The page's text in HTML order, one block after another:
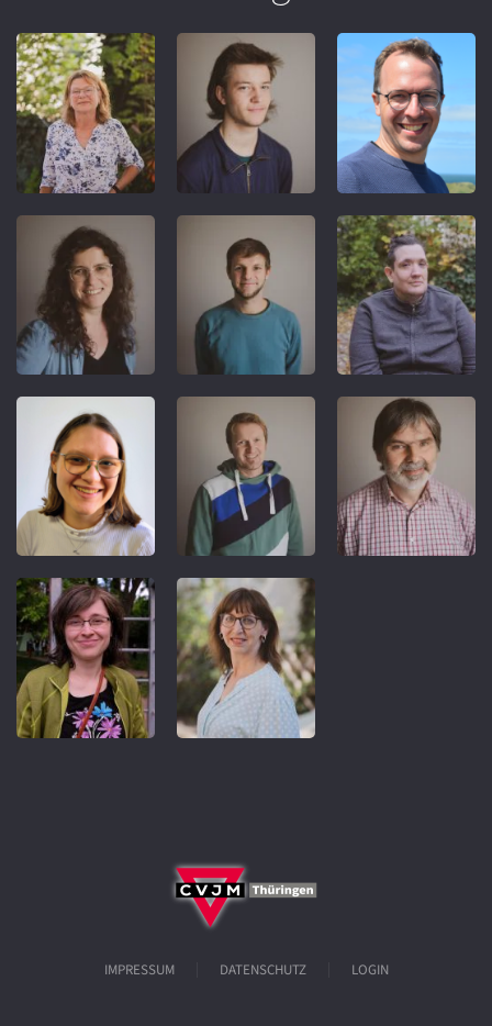
REFERENT
IMPRESSUM DATENSCHUTZ LOGIN